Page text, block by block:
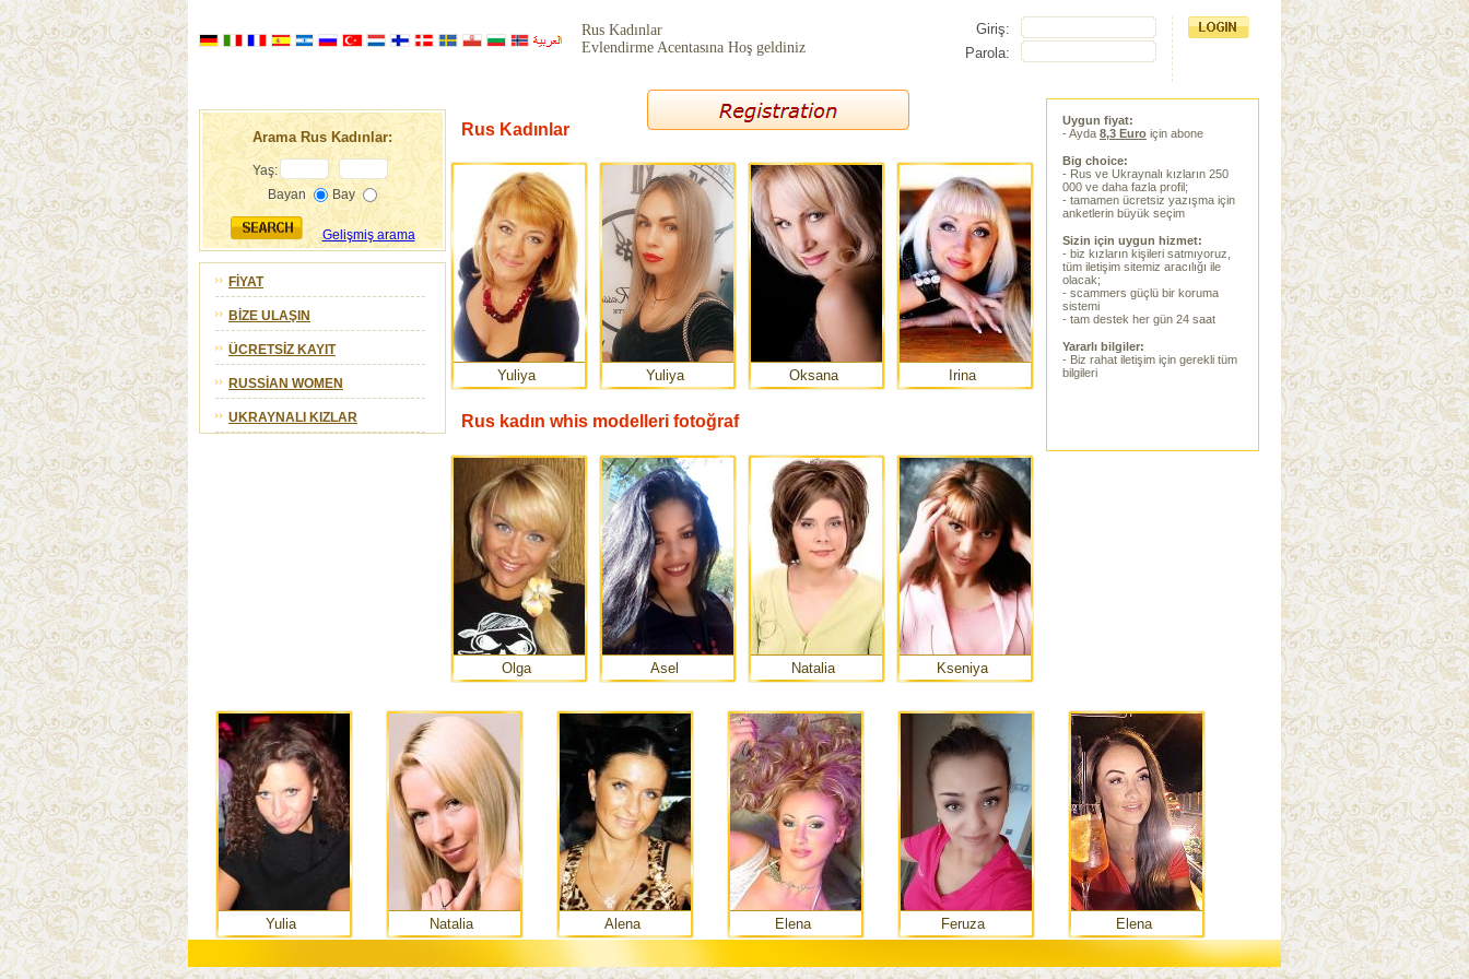
Rus Kadınlar
Evlendirme Acentasına Hoş geldiniz
Giriş:
Parola:
Arama Rus Kadınlar:
Yaş:
Bayan
Bay
Gelişmiş arama
FIYAT
BIZE ULAŞIN
ÜCRETSIZ KAYIT
RUSSIAN WOMEN
UKRAYNALI KIZLAR
Rus Kadınlar
Yuliya Yuliya Oksana Irina
Rus kadın whis modelleri fotoğraf
Olga Asel Natalia Kseniya
Uygun fiyat:
- Ayda 8,3 Euro için abone
Big choice:
- Rus ve Ukraynalı kızların 250
000 ve daha fazla profil;
- tamamen ücretsiz yazışma için
anketlerin büyük seçim
Sizin için uygun hizmet:
- biz kızların kişileri satmıyoruz,
tüm iletişim sitemiz aracılığı ile
olacak;
- scammers güçlü bir koruma
sistemi
- tam destek her gün 24 saat
Yararlı bilgiler:
- Biz rahat iletişim için gerekli tüm
bilgileri
Yulia Natalia Alena Elena Feruza Elena